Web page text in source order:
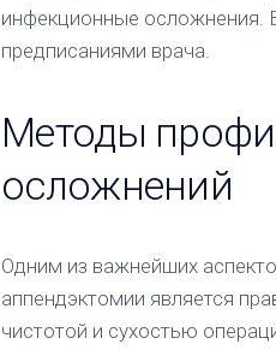
инфекционные осложнения.
предписаниями врача.
Методы
осложнений
Одним из важнейших
аппендэктомии является
чистотой и сухостью